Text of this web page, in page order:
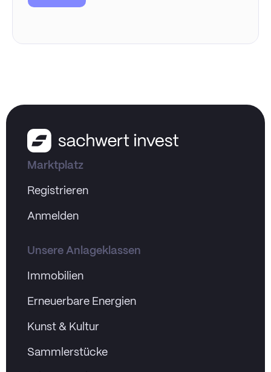
Marktplatz
Registrieren
Anmelden
Unsere Anlageklassen
Immobilien
Erneuerbare Energien
Kunst & Kultur
Sammlerstücke